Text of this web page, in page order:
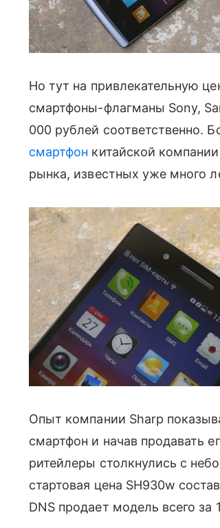
Но тут на привлекательную
смартфоны-флагманы Sony,
000 рублей соответственно.
смартфон китайской
рынка, известных уже много
Опыт компании Sharp
смартфон и начав продавать
ритейлеры столкнулись с
стартовая цена SH930w
DNS продает модель всего